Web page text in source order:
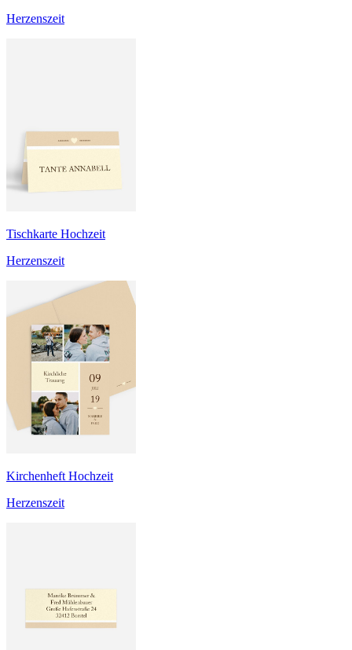
Herzenszeit
Tischkarte Hochzeit
Herzenszeit
Kirchenheft Hochzeit
Herzenszeit